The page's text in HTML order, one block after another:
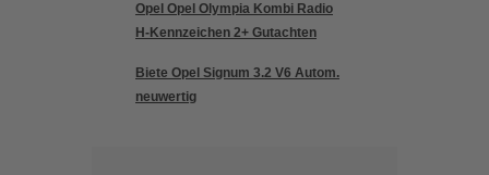
Opel Opel Olympia Kombi Radio
H-Kennzeichen 2+ Gutachten
Biete Opel Signum 3.2 V6 Autom.
neuwertig